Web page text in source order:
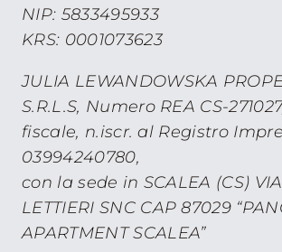
NIP: 5833495933
KRS: 0001073623
JULIA LEWANDOWSKA
S.R.L.S, Numero REA CS-
fiscale, n.iscr. al Registro
03994240780,
con la sede in SCALEA (CS)
LETTIERI SNC CAP 87029
APARTMENT SCALEA”